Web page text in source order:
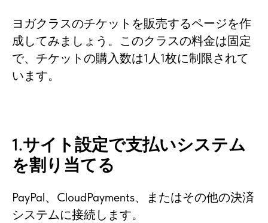
ヨガクラスのチケットを販売するページを作
成してみましょう。このクラスの料金は固定
で、チケットの購入数は1人1枚に制限されて
います。
1.サイト設定で支払いシステム
を割り当てる
PayPal、CloudPayments、またはその他の決済
システムに接続します。